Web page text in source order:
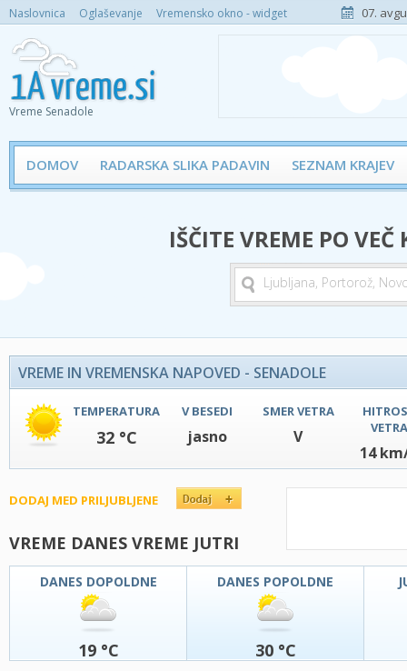
Naslovnica Oglaševanje Vremensko okno - widget 07.
Vreme Senadole
DOMOV RADARSKA SLIKA PADAVIN SEZNAM KRAJEV
IŠČITE VREME PO
VREME IN VREMENSKA NAPOVED - SENADOLE
TEMPERATURA
32 °C
V BESEDI
jasno
SMER VETRA
V
VETRA
14
DODAJ MED PRILJUBLJENE
VREME DANES VREME JUTRI
DANES DOPOLDNE
19 °C
DANES POPOLDNE
30 °C